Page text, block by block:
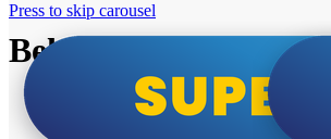
Beko i Tesla super cene
Press to skip carousel